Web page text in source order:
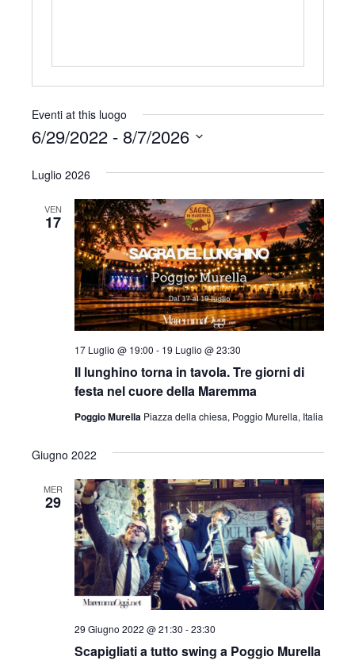
Eventi at this luogo
6/29/2022 - 8/7/2026
e
Luglio 2026
VEN
17
Il lunghino torna in tavola. Tre giorni di
festa nel cuore della Maremma
17 Luglio @ 19:00 - 19 Luglio @ 23:30
Poggio Murella Piazza della chiesa, Poggio Murella, Italia
Giugno 2022
MER
29
Scapigliati a tutto swing a Poggio Murella
29 Giugno 2022 @ 21:30 -23:30